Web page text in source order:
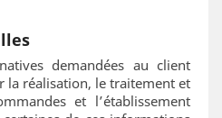
demandées au client
la réalisation, le traitement et
et l’établissement